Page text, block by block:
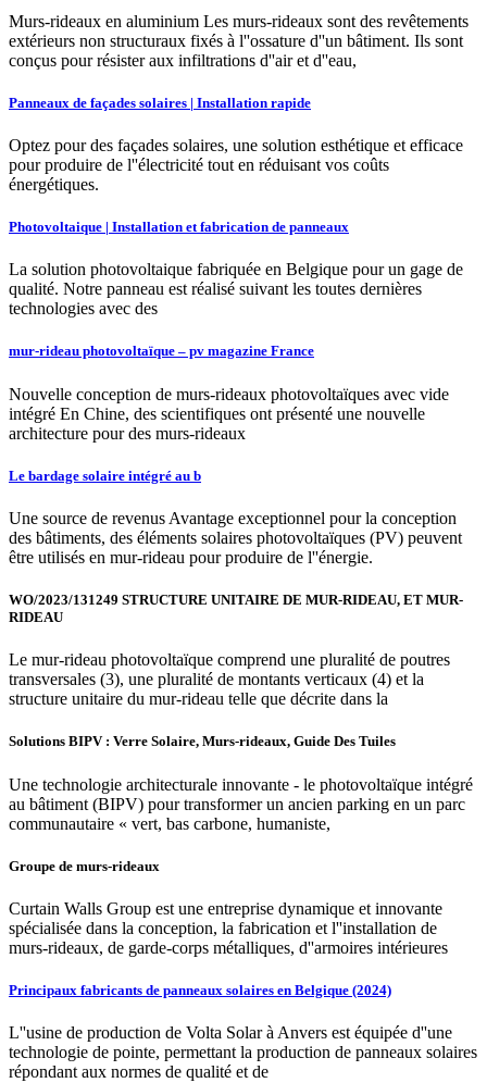
Murs-rideaux en aluminium Les murs-rideaux sont des revêtements
extérieurs non structuraux fixés à l''ossature d''un bâtiment. Ils sont
conçus pour résister aux infiltrations d''air et d''eau,
Panneaux de façades solaires | Installation rapide
Optez pour des façades solaires, une solution esthétique et efficace
pour produire de l''électricité tout en réduisant vos coûts
énergétiques.
Photovoltaique | Installation et fabrication de panneaux
La solution photovoltaique fabriquée en Belgique pour un gage de
qualité. Notre panneau est réalisé suivant les toutes dernières
technologies avec des
mur-rideau photovoltaïque – pv magazine France
Nouvelle conception de murs-rideaux photovoltaïques avec vide
intégré En Chine, des scientifiques ont présenté une nouvelle
architecture pour des murs-rideaux
Le bardage solaire intégré au b
Une source de revenus Avantage exceptionnel pour la conception
des bâtiments, des éléments solaires photovoltaïques (PV) peuvent
être utilisés en mur-rideau pour produire de l''énergie.
WO/2023/131249 STRUCTURE UNITAIRE DE MUR-RIDEAU, ET MUR-
RIDEAU
Le mur-rideau photovoltaïque comprend une pluralité de poutres
transversales (3), une pluralité de montants verticaux (4) et la
structure unitaire du mur-rideau telle que décrite dans la
Solutions BIPV : Verre Solaire, Murs-rideaux, Guide Des Tuiles
Une technologie architecturale innovante - le photovoltaïque intégré
au bâtiment (BIPV) pour transformer un ancien parking en un parc
communautaire « vert, bas carbone, humaniste,
Groupe de murs-rideaux
Curtain Walls Group est une entreprise dynamique et innovante
spécialisée dans la conception, la fabrication et l''installation de
murs-rideaux, de garde-corps métalliques, d''armoires intérieures
Principaux fabricants de panneaux solaires en Belgique (2024)
L''usine de production de Volta Solar à Anvers est équipée d''une
technologie de pointe, permettant la production de panneaux solaires
répondant aux normes de qualité et de